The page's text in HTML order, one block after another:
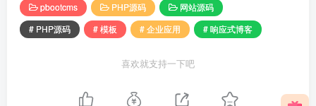
pbootcms PHP源码
网站源码
# PHP源码
# 模板 # 企业应用 # 响应式博客
喜欢就支持一下吧